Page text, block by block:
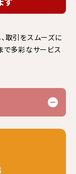
取引をスムーズに
で多彩なサービス